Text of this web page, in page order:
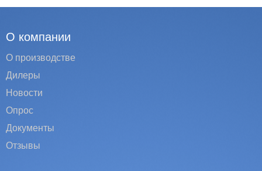
О компании
О производстве
Дилеры
Новости
Опрос
Документы
Отзывы